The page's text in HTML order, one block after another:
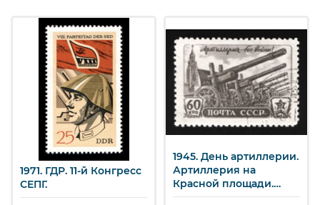
1971. ГДР. 11-й Конгресс
СЕПГ.
1945. День артиллерии.
Артиллерия на
Красной площади.
60 к.